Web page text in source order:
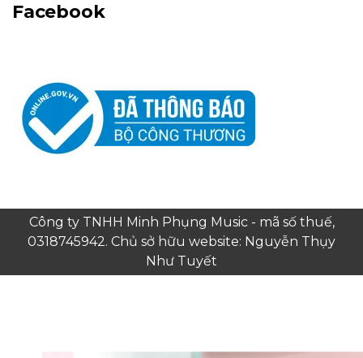
Facebook
Công ty TNHH Minh Phụng Music - mã số thuế,
0318745942. Chủ sở hữu website: Nguyễn Thụy
Như Tuyết